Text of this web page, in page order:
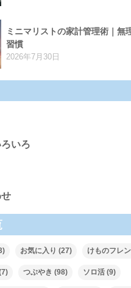
ミニマリストの家計管理術｜無
習慣
2026年7月30日
いろ
お気に入り (27) けものフレ
つぶやき (98) ソロ活 (9)